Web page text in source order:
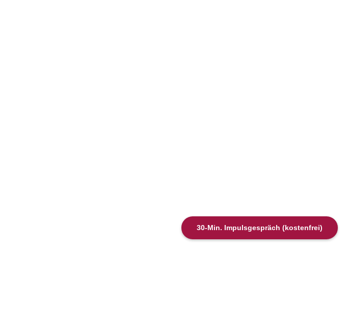
30-Min. Impulsgespräch (kostenfrei)